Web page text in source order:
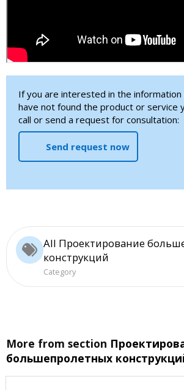
If you are interested in the
have not found the product or service
call or send a request for consultation:
Send request now
All Проектирование
конструкций
Category
More from section
большепролетных